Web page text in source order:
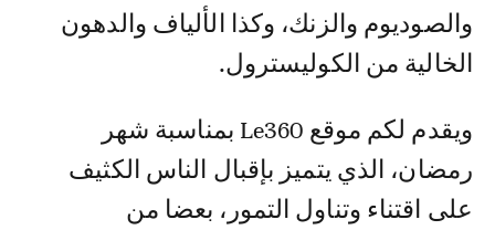
والصوديوم والزنك، وكذا الألياف والدهون
الخالية من الكوليسترول.
ويقدم لكم موقع Le360 بمناسبة شهر
رمضان، الذي يتميز بإقبال الناس الكثيف
على اقتناء وتناول التمور، بعضا من